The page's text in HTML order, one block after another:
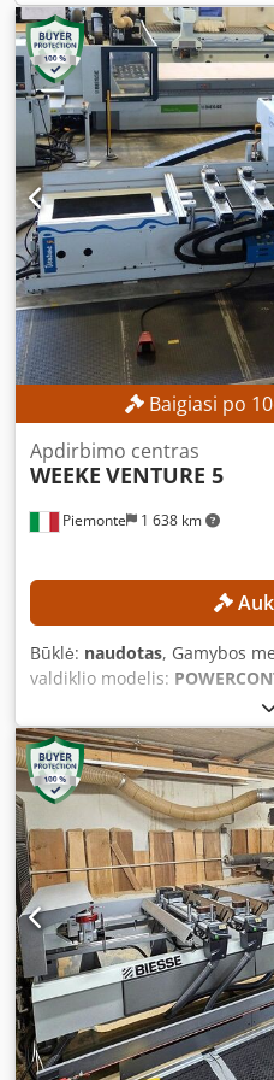
judėjimo diapazonas: 3 720
diapazonas: 2 500 mm Z
mm Maksimalus apdirbamo
Maksimalus apdirbamo
skaičius: 3 Įrankių laikiklio
720 mm Stalo plotis: 2 100 mm
CHARAKTERISTIKOS
(ilgis x plotis x aukštis): 9 766
CE ženklas Dokumentacija /
Baigiasi po 10
Piemonte 1 638 km
Apdirbimo centras
WEEKE VENTURE 5
Būklė: naudotas, Gamybos
valdiklio modelis:
, frezosios veleno
aps./min, darbinis ilgis:3
CHARAKTERISTIKOS
Dcjdpozmtl Refx Aa Uek
Darbo zonų skaičius: 2 Stalo
stalas Vakuuminių tvirtiklių
skaičius: 4 Gręžimo galvučių
skaičius: 1 Įpjovų darymo
galvutė Padėtis: viršuje
Horizontalūs gręžimo velenai
gręžimo velenai (Y ašis): 2
skaičius: 18 Frezavimo
ašys: 4 Variklio galia: 12 kW
Aušinimas: skysčiu Įrankio
darymo galvutė Padėtis: